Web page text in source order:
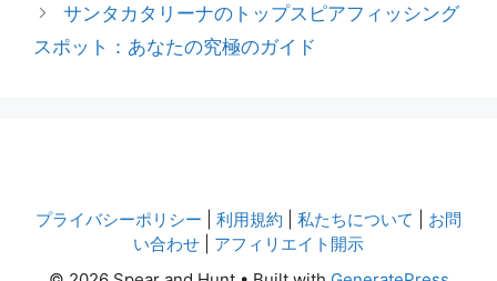
サンタカタリーナのトップスピアフィッシング
スポット：あなたの究極のガイド
プライバシーポリシー 利用規約 私たちについて
お問
い合わせ
アフィリエイト開示